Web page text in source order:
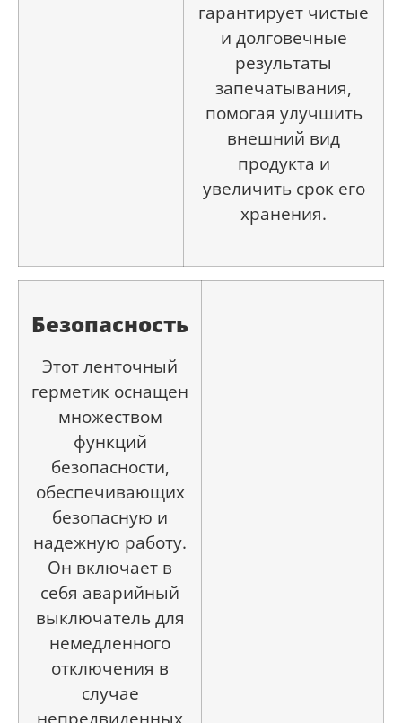
гарантирует чистые
и долговечные
результаты
запечатывания,
помогая улучшить
внешний вид
продукта и
увеличить срок его
хранения.
Безопасность
Этот ленточный
герметик оснащен
множеством
функций
безопасности,
обеспечивающих
безопасную и
надежную работу.
Он включает в
себя аварийный
выключатель для
немедленного
отключения в
случае
непредвиденных